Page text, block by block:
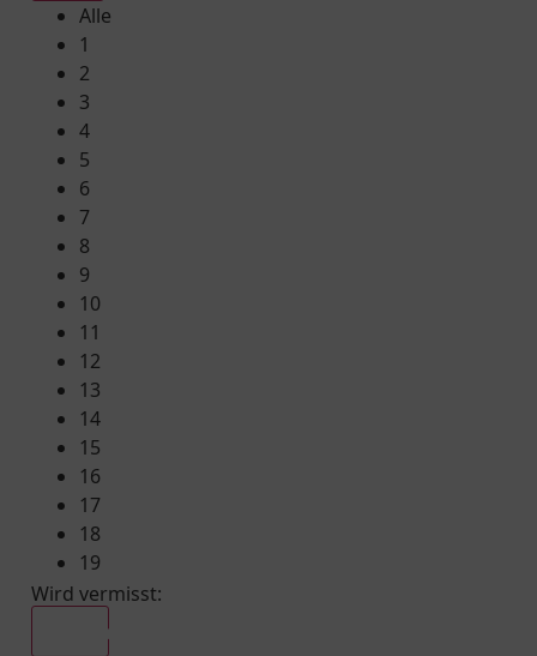
Alle
1
2
3
4
5
6
7
8
9
10
11
12
13
14
15
16
17
18
19
Wird vermisst: